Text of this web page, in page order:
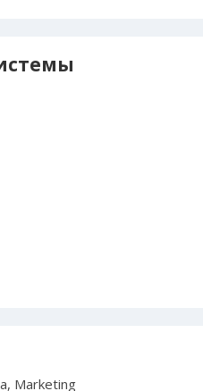
Marketing